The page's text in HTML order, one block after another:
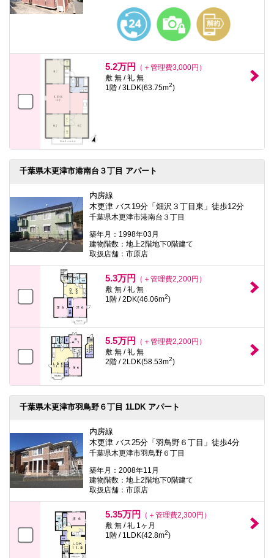
5.2万円
（＋管理費3,000円）
敷 無 / 礼 無
1階 / 3LDK(63.75m2)
千葉県木更津市港南台３丁目 アパート
内房線
木更津 バス19分「畑沢３丁目東」徒歩12分
千葉県木更津市港南台３丁目
築年月：1998年03月
建物階数：地上2階地下0階建て
取扱店舗：市原店
5.3万円
（＋管理費2,200円）
敷 無 / 礼 無
1階 / 2DK(46.06m2)
5.5万円
（＋管理費2,200円）
敷 無 / 礼 無
2階 / 2LDK(58.53m2)
千葉県木更津市羽鳥野６丁目 1LDK アパート
内房線
木更津 バス25分「羽鳥野６丁目」徒歩4分
千葉県木更津市羽鳥野６丁目
築年月：2008年11月
建物階数：地上2階地下0階建て
取扱店舗：市原店
5.35万円
（＋管理費2,300円）
敷 無 / 礼 1ヶ月
1階 / 1LDK(42.8m2)